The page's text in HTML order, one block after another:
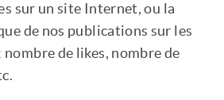
sur un site Internet, ou la
de nos publications sur les
nombre de likes, nombre de